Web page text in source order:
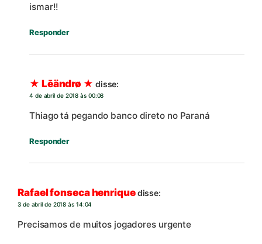
ismar!!
Responder
★ Lēändrø ★ disse:
4 de abril de 2018 às 00:08
Thiago tá pegando banco direto no Paraná
Responder
Rafael fonseca henriquedisse:
3 de abril de 2018 às 14:04
Precisamos de muitos jogadores urgente